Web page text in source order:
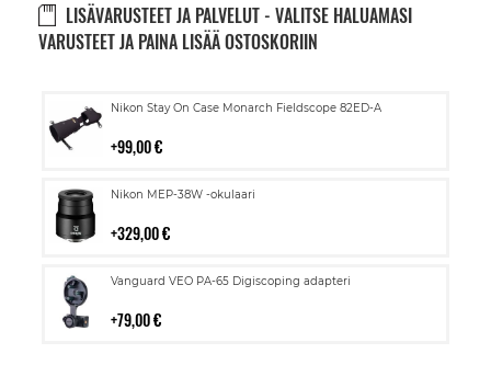
LISÄVARUSTEET JA PALVELUT - VALITSE HALUAMASI
VARUSTEET JA PAINA LISÄÄ OSTOSKORIIN
Nikon Stay On Case Monarch Fieldscope 82ED-A
99,00 €
Lisää
Nikon MEP-38W -okulaari
329,00 €
Lisää
Vanguard VEO PA-65 Digiscoping adapteri
79,00 €
Lisää